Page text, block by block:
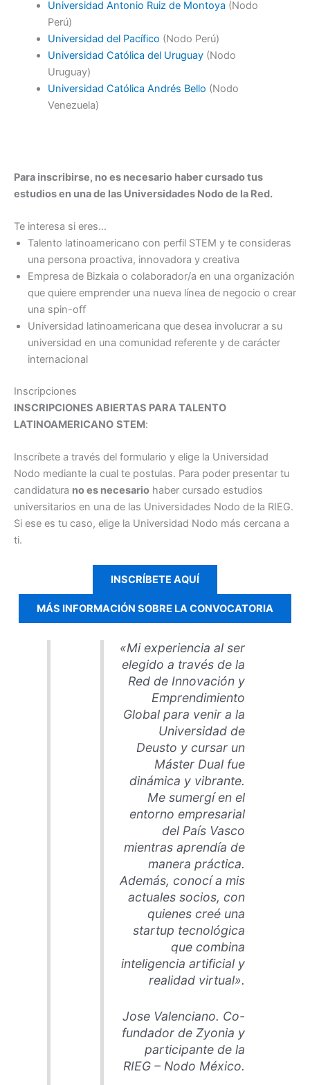
Universidad Antonio Ruiz de Montoya (Nodo
Perú)
Universidad del Pacífico (Nodo Perú)
Universidad Católica del Uruguay (Nodo
Uruguay)
Universidad Católica Andrés Bello (Nodo
Venezuela)
Para inscribirse, no es necesario haber cursado tus
estudios en una de las Universidades Nodo de la Red.
Te interesa si eres…
Talento latinoamericano con perfil STEM y te consideras
una persona proactiva, innovadora y creativa
Empresa de Bizkaia o colaborador/a en una organización
que quiere emprender una nueva línea de negocio o crear
una spin-oﬀ
Universidad latinoamericana que desea involucrar a su
universidad en una comunidad referente y de carácter
internacional
Inscripciones
INSCRIPCIONES ABIERTAS PARA TALENTO
LATINOAMERICANO STEM:
Inscríbete a través del formulario y elige la Universidad
Nodo mediante la cual te postulas. Para poder presentar tu
candidatura no es necesario haber cursado estudios
universitarios en una de las Universidades Nodo de la RIEG.
Si ese es tu caso, elige la Universidad Nodo más cercana a
ti.
INSCRÍBETE AQUÍ
MÁS INFORMACIÓN SOBRE LA CONVOCATORIA
«Mi experiencia al ser
elegido a través de la
Red de Innovación y
Emprendimiento
Global para venir a la
Universidad de
Deusto y cursar un
Máster Dual fue
dinámica y vibrante.
Me sumergí en el
entorno empresarial
del País Vasco
mientras aprendía de
manera práctica.
Además, conocí a mis
actuales socios, con
quienes creé una
startup tecnológica
que combina
inteligencia artificial y
realidad virtual».
Jose Valenciano. Co-
fundador de Zyonia y
participante de la
RIEG – Nodo México.